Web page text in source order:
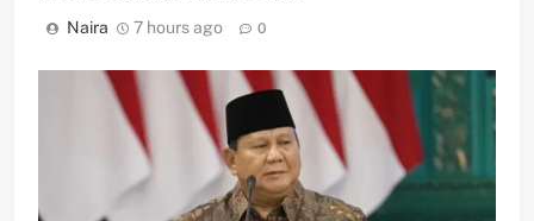
Naira 7 hours ago 0